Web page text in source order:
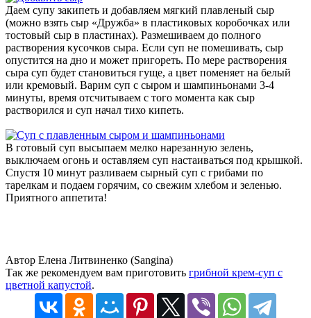
Даем супу закипеть и добавляем мягкий плавленый сыр
(можно взять сыр «Дружба» в пластиковых коробочках или
тостовый сыр в пластинах). Размешиваем до полного
растворения кусочков сыра. Если суп не помешивать, сыр
опустится на дно и может пригореть. По мере растворения
сыра суп будет становиться гуще, а цвет поменяет на белый
или кремовый. Варим суп с сыром и шампиньонами 3-4
минуты, время отсчитываем с того момента как сыр
растворился и суп начал тихо кипеть.
В готовый суп высыпаем мелко нарезанную зелень,
выключаем огонь и оставляем суп настаиваться под крышкой.
Спустя 10 минут разливаем сырный суп с грибами по
тарелкам и подаем горячим, со свежим хлебом и зеленью.
Приятного аппетита!
Автор Елена Литвиненко (Sangina)
Так же рекомендуем вам приготовить грибной крем-суп с
цветной капустой.